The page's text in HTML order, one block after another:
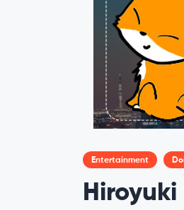
Entertainment